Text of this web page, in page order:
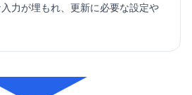
力が埋もれ、更新に必要な設定や